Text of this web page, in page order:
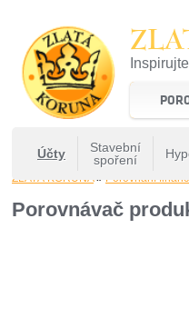
22 let
Účty
Stavební
spoření
ZLATÁ KORUNA» Porovnání
Porovnávač